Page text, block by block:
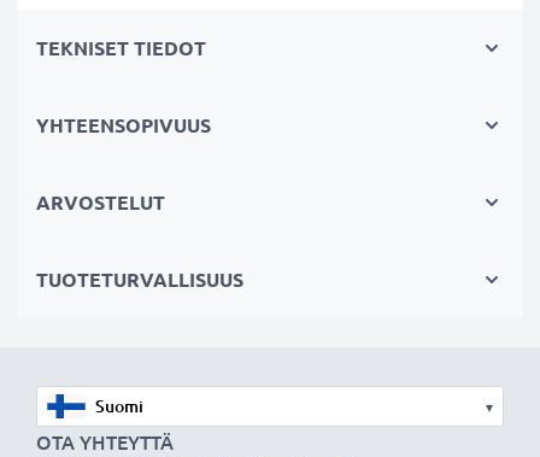
Kestävä valinta
laitettasi. Fiksumpi, edullisempi ja
Valitse CELLONIC®, etkä tingi laadusta. Tilaa nyt!
TEKNISET TIEDOT
YHTEENSOPIVUUS
ARVOSTELUT
TUOTETURVALLISUUS
▾
OTA YHTEYTTÄ